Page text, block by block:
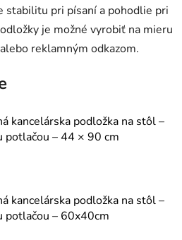
stabilitu pri písaní a pohodlie pri
je možné vyrobiť na mieru
reklamným odkazom.
kancelárska podložka na stôl –
potlačou – 44 × 90 cm
kancelárska podložka na stôl –
potlačou – 60x40cm